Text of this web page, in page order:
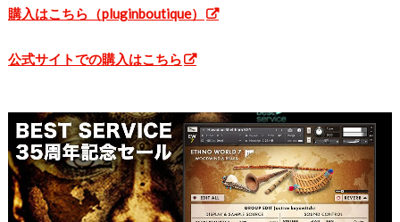
購入はこちら（pluginboutique）
公式サイトでの購入はこちら